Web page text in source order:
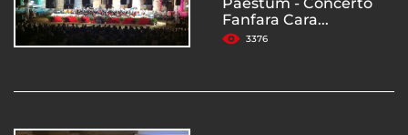
Fanfara Cara...
3376